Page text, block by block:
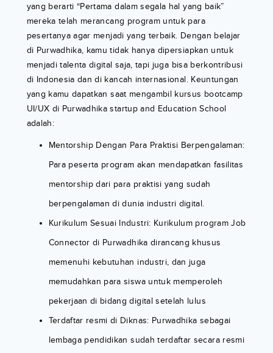
yang berarti “Pertama dalam segala hal yang baik”
mereka telah merancang program untuk para
pesertanya agar menjadi yang terbaik. Dengan belajar
di Purwadhika, kamu tidak hanya dipersiapkan untuk
menjadi talenta digital saja, tapi juga bisa berkontribusi
di Indonesia dan di kancah internasional. Keuntungan
yang kamu dapatkan saat mengambil kursus bootcamp
UI/UX di Purwadhika startup and Education School
adalah:
Mentorship Dengan Para Praktisi Berpengalaman:
Para peserta program akan mendapatkan fasilitas
mentorship dari para praktisi yang sudah
berpengalaman di dunia industri digital.
Kurikulum Sesuai Industri: Kurikulum program Job
Connector di Purwadhika dirancang khusus
memenuhi kebutuhan industri, dan juga
memudahkan para siswa untuk memperoleh
pekerjaan di bidang digital setelah lulus
Terdaftar resmi di Diknas: Purwadhika sebagai
lembaga pendidikan sudah terdaftar secara resmi